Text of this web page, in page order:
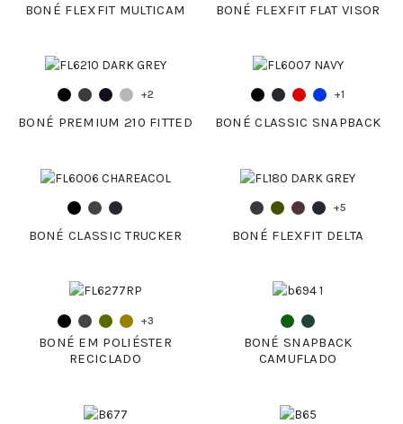
BONÉ FLEXFIT MULTICAM BONÉ FLEXFIT FLAT VISOR
+2
BONÉ PREMIUM 210 FITTED
+1
BONÉ CLASSIC SNAPBACK
BONÉ CLASSIC TRUCKER
+5
BONÉ FLEXFIT DELTA
+3
BONÉ EM POLIÉSTER
RECICLADO
BONÉ SNAPBACK
CAMUFLADO